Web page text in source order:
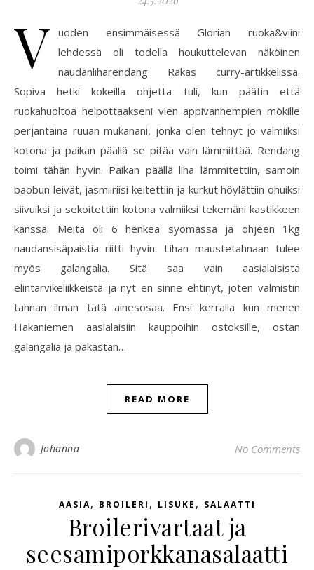
V uoden ensimmäisessä Glorian ruoka&viini
lehdessä oli todella houkuttelevan näköinen
naudanliharendang Rakas curry-artikkelissa.
Sopiva hetki kokeilla ohjetta tuli, kun päätin että
ruokahuoltoa helpottaakseni vien appivanhempien mökille
perjantaina ruuan mukanani, jonka olen tehnyt jo valmiiksi
kotona ja paikan päällä se pitää vain lämmittää. Rendang
toimi tähän hyvin. Paikan päällä liha lämmitettiin, samoin
baobun leivät, jasmiiriisi keitettiin ja kurkut höylättiin ohuiksi
siivuiksi ja sekoitettiin kotona valmiiksi tekemäni kastikkeen
kanssa. Meitä oli 6 henkeä syömässä ja ohjeen 1kg
naudansisäpaistia riitti hyvin. Lihan maustetahnaan tulee
myös galangalia. Sitä saa vain aasialaisista
elintarvikeliikkeistä ja nyt en sinne ehtinyt, joten valmistin
tahnan ilman tätä ainesosaa. Ensi kerralla kun menen
Hakaniemen aasialaisiin kauppoihin ostoksille, ostan
galangalia ja pakastan…
READ MORE
Johanna No Comments
AASIA, BROILERI , LISUKE , SALAATTI
Broilerivartaat ja
seesamiporkkanasalaatti